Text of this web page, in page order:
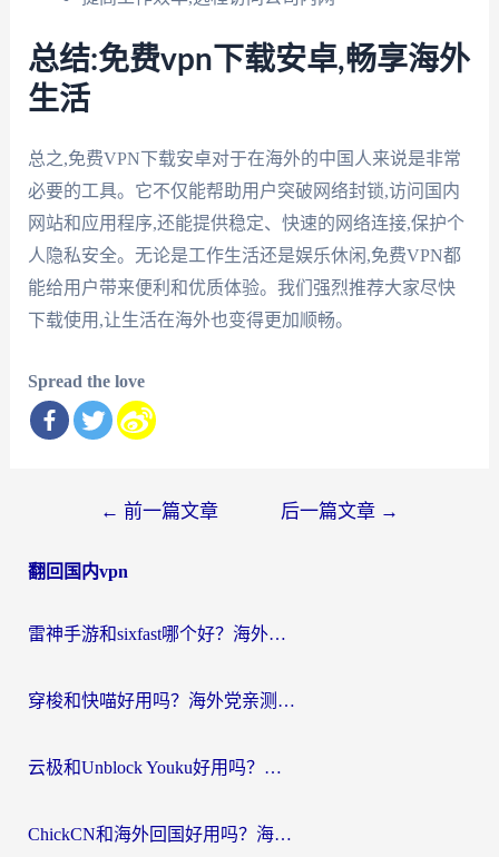
总结:免费vpn下载安卓,畅享海外
生活
总之,免费VPN下载安卓对于在海外的中国人来说是非常
必要的工具。它不仅能帮助用户突破网络封锁,访问国内
网站和应用程序,还能提供稳定、快速的网络连接,保护个
人隐私安全。无论是工作生活还是娱乐休闲,免费VPN都
能给用户带来便利和优质体验。我们强烈推荐大家尽快
下载使用,让生活在海外也变得更加顺畅。
Spread the love
导
← 前一篇文章 后一篇文章 →
翻回国内vpn
雷神手游和sixfast哪个好？海外党亲测3款回国加速器，教你选对不踩坑
穿梭和快喵好用吗？海外党亲测：小众加速器对比+番茄加速器深度体验
云极和Unblock Youku好用吗？海外党亲测+2026回国加速器避坑指南
ChickCN和海外回国好用吗？海外党2026亲测：从手游到影音，选对加速器的3个关键